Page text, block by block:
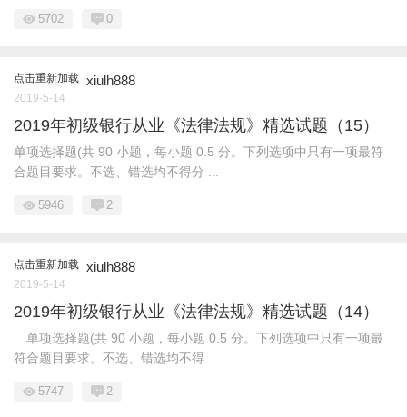
5702 0
点击重新加载 xiulh888
2019-5-14
2019年初级银行从业《法律法规》精选试题（15）
单项选择题(共 90 小题，每小题 0.5 分。下列选项中只有一项最符
合题目要求。不选、错选均不得分 ...
5946 2
点击重新加载 xiulh888
2019-5-14
2019年初级银行从业《法律法规》精选试题（14）
单项选择题(共 90 小题，每小题 0.5 分。下列选项中只有一项最
符合题目要求。不选、错选均不得 ...
5747 2